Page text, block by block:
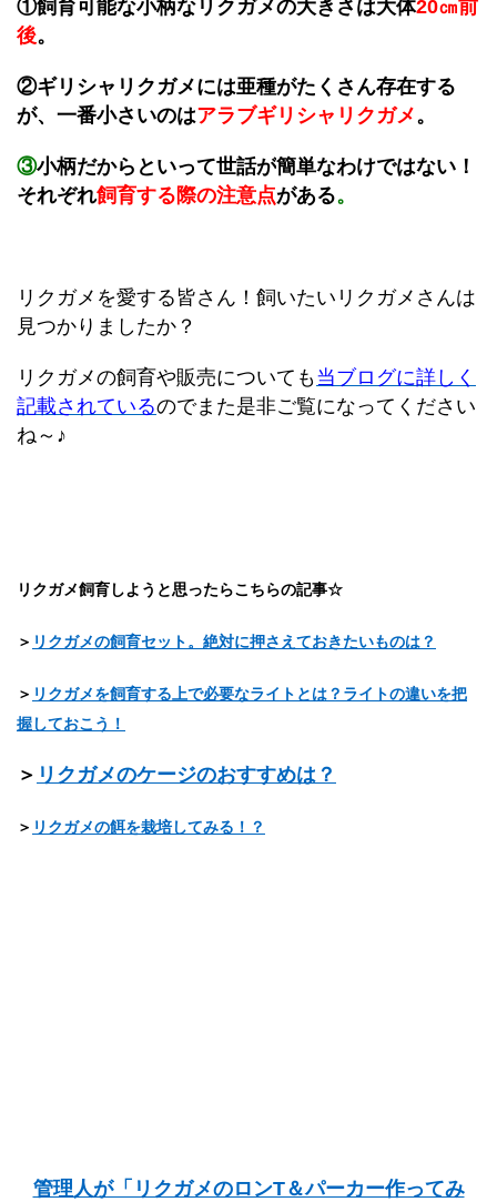
①飼育可能な小柄なリクガメの大きさは大体20㎝前
後。
②ギリシャリクガメには亜種がたくさん存在する
が、一番小さいのはアラブギリシャリクガメ。
③小柄だからといって世話が簡単なわけではない！
それぞれ飼育する際の注意点がある。
リクガメを愛する皆さん！飼いたいリクガメさんは
見つかりましたか？
リクガメの飼育や販売についても当ブログに詳しく
記載されているのでまた是非ご覧になってください
ね～♪
リクガメ飼育しようと思ったらこちらの記事☆
＞ リクガメの飼育セット。絶対に押さえておきたいものは？
＞ リクガメを飼育する上で必要なライトとは？ライトの違いを把
握しておこう！
＞ リクガメのケージのおすすめは？
＞ リクガメの餌を栽培してみる！？
管理人が「リクガメのロンT＆パーカー作ってみ